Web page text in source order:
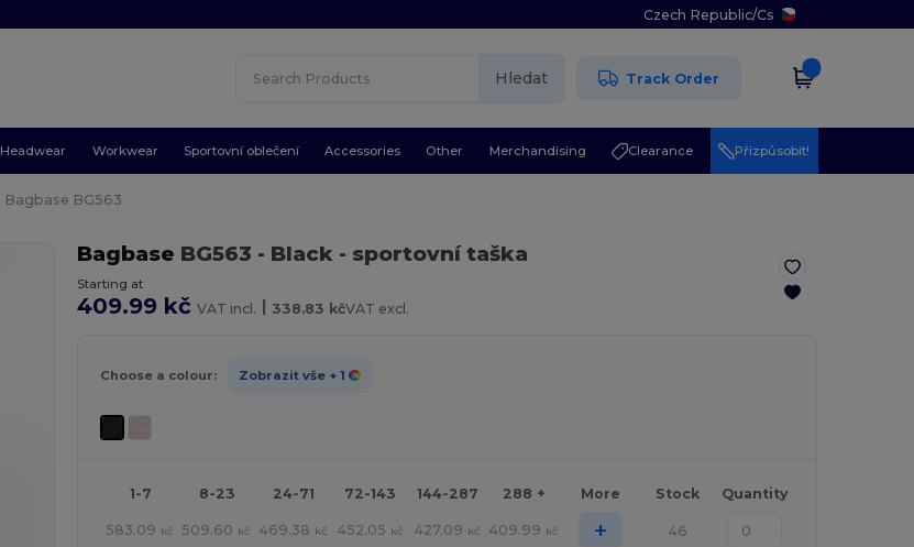
Czech Republic/Cs
Hledat Track Order
Headwear Workwear Sportovní oblečení Accessories Other Merchandising Clearance Přizpůsobit!
Bagbase BG563
Bagbase BG563 - Black- sportovní taška
Starting at
409.99 kč VAT incl. | 338.83 kčVAT excl.
Choose a colour: Zobrazit vše + 1
1-7 8-23 24-71 72-143 144-287 288 + More Stock Quantity
583.09 kč 509.60 kč 469.38 kč 452.05 kč 427.09 kč 409.99 kč + 46